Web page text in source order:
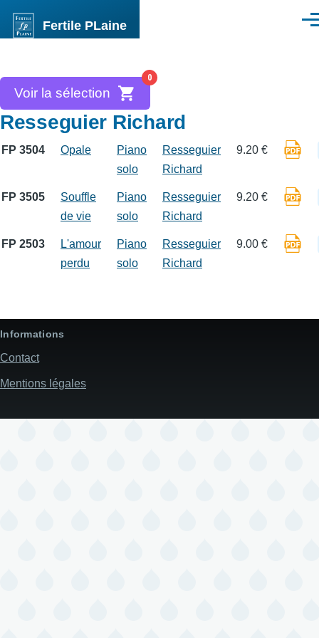
Fertile PLaine
0
Voir la sélection
Resseguier Richard
FP 3504 Opale
Piano
solo
Resseguier
Richard
9.20 €
FP 3505
Souffle
de vie
Piano
solo
Resseguier
Richard
9.20 €
FP 2503
L'amour
perdu
Piano
solo
Resseguier
Richard
9.00 €
Informations
Contact
Mentions légales